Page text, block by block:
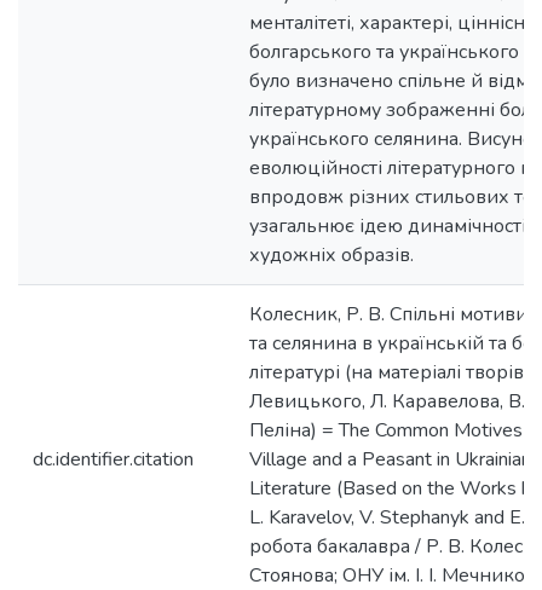
менталітеті, характері,
болгарського та українського
було визначено спільне й
літературному зображенні
українського селянина.
еволюційності літературного
впродовж різних стильових
узагальнює ідею динамічності
художніх образів.
dc.identifier.citation
Колесник, Р. В. Спільні мотиви
та селянина в українській та
літературі (на матеріалі творів
Левицького, Л. Каравелова, В.
Пеліна) = The Common Motives
Village and a Peasant in Ukrainian
Literature (Based on the Works
L. Karavelov, V. Stephanyk and E.
робота бакалавра / Р. В.
Стоянова; ОНУ ім. І. І.